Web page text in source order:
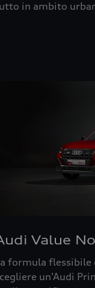
in ambito
Value
formula flessibile
un’Audi